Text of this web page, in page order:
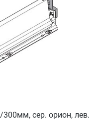
300мм, сер. орион, лев.